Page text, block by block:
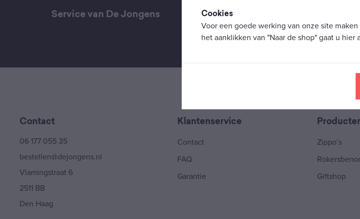
Service van De Jongens
Contact
06 177 055 35
bestellen@dejongens.nl
Vlamingstraat 6
2511 BB
Den Haag
Klantenservice
Contact
FAQ
Garantie
Zippo’s
Giftshop
Cookies
Voor een goede werking van onze site
het aanklikken van "Naar de shop" gaat u hier